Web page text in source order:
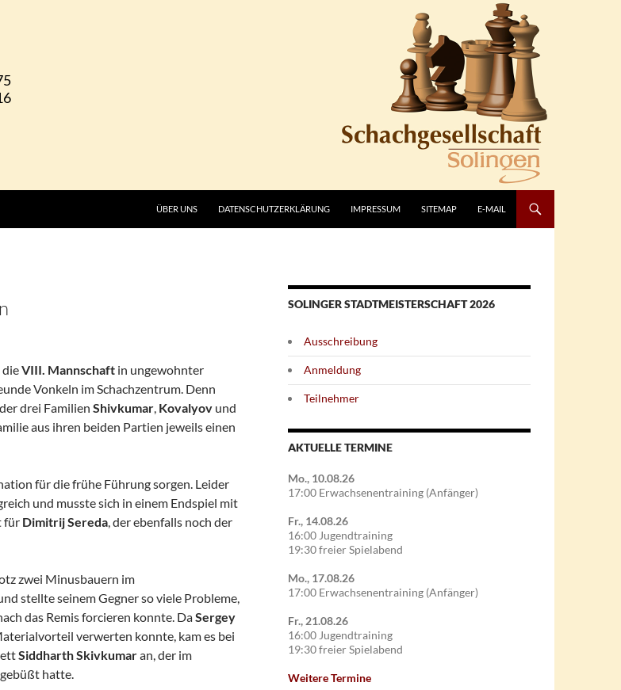
ÜBER UNS DATENSCHUTZERKLÄRUNG IMPRESSUM SITEMAP E-MAIL
dieVIII. Mannschaft in ungewohnter
Vonkeln im Schachzentrum. Denn
drei Familien Shivkumar, Kovalyov und
aus ihren beiden Partien jeweils einen
für die frühe Führung sorgen. Leider
und musste sich in einem Endspiel mit
für Dimitrij Sereda, der ebenfalls noch der
zwei Minusbauern im
stellte seinem Gegner so viele Probleme,
das Remis forcieren konnte. DaSergey
verwerten konnte, kam es bei
Siddharth Skivkumaran, der im
hatte.
SOLINGER STADTMEISTERSCHAFT 2026
Ausschreibung
Anmeldung
Teilnehmer
AKTUELLE TERMINE
Mo., 10.08.26
17:00 Erwachsenentraining (Anfänger)
Fr., 14.08.26
16:00 Jugendtraining
19:30 freier Spielabend
Mo., 17.08.26
17:00 Erwachsenentraining (Anfänger)
Fr., 21.08.26
16:00 Jugendtraining
19:30 freier Spielabend
Weitere Termine